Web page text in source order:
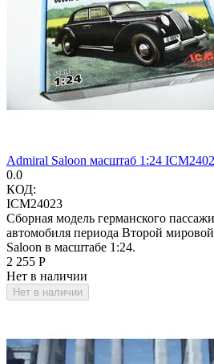
Admiral Saloon масштаб 1:24
0.0
КОД:
ICM24023
Сборная модель германского
автомобиля периода Второй
Saloon в масштабе 1:24.
2 255 Р
Нет в наличии
Нет в наличии